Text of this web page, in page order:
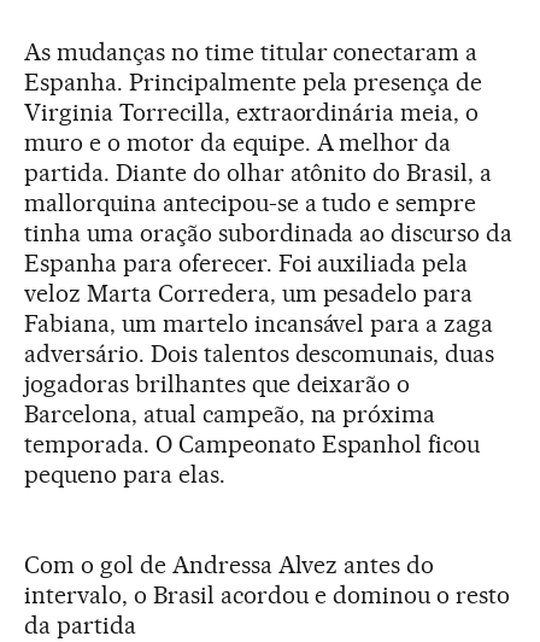
As mudanças no time titular conectaram a
Espanha. Principalmente pela presença de
Virginia Torrecilla, extraordinária meia, o
muro e o motor da equipe. A melhor da
partida. Diante do olhar atônito do Brasil, a
mallorquina antecipou-se a tudo e sempre
tinha uma oração subordinada ao discurso da
Espanha para oferecer. Foi auxiliada pela
veloz Marta Corredera, um pesadelo para
Fabiana, um martelo incansável para a zaga
adversário. Dois talentos descomunais, duas
jogadoras brilhantes que deixarão o
Barcelona, atual campeão, na próxima
temporada. O Campeonato Espanhol ficou
pequeno para elas.
Com o gol de Andressa Alvez antes do
intervalo, o Brasil acordou e dominou o resto
da partida